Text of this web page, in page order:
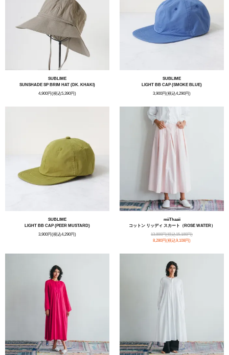
SUBLIME
SUNSHADE SP BRIM HAT (DK. KHAKI)
4,900円(税込5,390円)
SUBLIME
LIGHT BB CAP (SMOKE BLUE)
3,900円(税込4,290円)
SUBLIME
LIGHT BB CAP (PEER MUSTARD)
3,900円(税込4,290円)
miiThaaii
コットン リッディ スカート（ROSE WATER）
13,800円(税込15,180円)
8,280円(税込9,108円)